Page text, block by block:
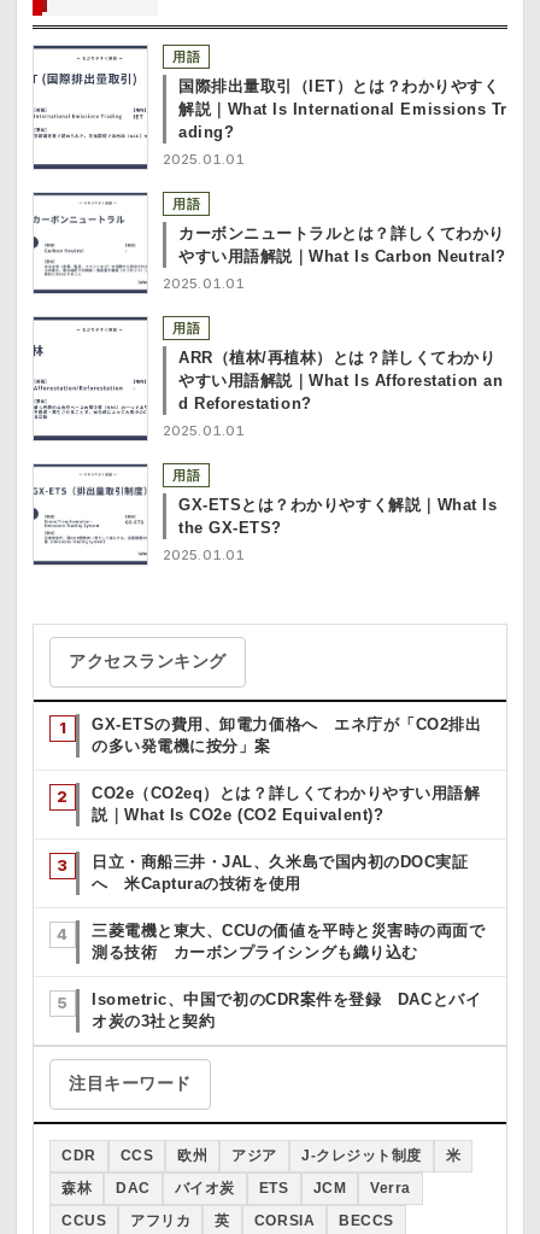
用語
国際排出量取引（IET）とは？わかりやすく
解説｜What Is International Emissions Tr
ading?
2025.01.01
用語
カーボンニュートラルとは？詳しくてわかり
やすい用語解説｜What Is Carbon Neutral?
2025.01.01
用語
ARR（植林/再植林）とは？詳しくてわかり
やすい用語解説｜What Is Afforestation an
d Reforestation?
2025.01.01
用語
GX-ETSとは？わかりやすく解説｜What Is
the GX-ETS?
2025.01.01
アクセスランキング
GX-ETSの費用、卸電力価格へ エネ庁が「CO2排出
の多い発電機に按分」案
CO2e（CO2eq）とは？詳しくてわかりやすい用語解
説｜What Is CO2e (CO2 Equivalent)?
日立・商船三井・JAL、久米島で国内初のDOC実証
へ 米Capturaの技術を使用
三菱電機と東大、CCUの価値を平時と災害時の両面で
測る技術 カーボンプライシングも織り込む
Isometric、中国で初のCDR案件を登録 DACとバイ
オ炭の3社と契約
注目キーワード
CDR CCS 欧州 アジア J-クレジット制度 米
森林 DAC バイオ炭 ETS JCM Verra
CCUS アフリカ 英 CORSIA BECCS